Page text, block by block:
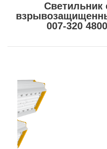
Светильник
007-320